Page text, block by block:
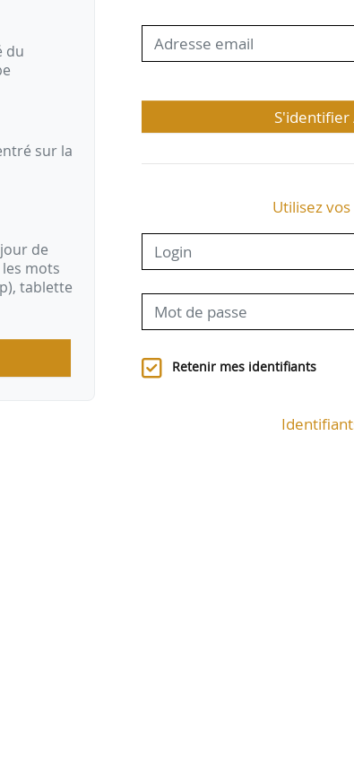
du
sur la
de
mots
tablette
Utilisez
Retenir mes identifiants